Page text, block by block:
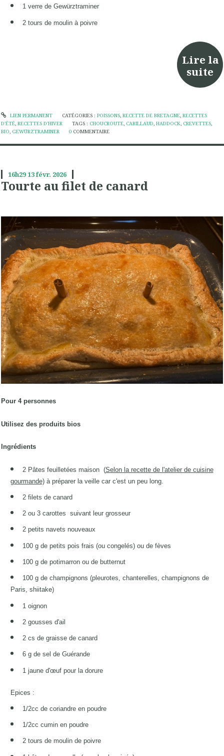
1 verre de Gewürztraminer
2 tours de moulin à poivre
Lire la
suite
LIEN PERMANENT CATÉGORIES : POISSONS, RECETTE DE BRETAGNE, RECETTES
D'ÉTÉ, RECETTES D'HIVER TAGS : CHOUCROUTE, CABILLAUD,HADDOCK, CREVETTES,
BIO, GEWÜRZTRAMINER 0 COMMENTAIRE
16h2913févr. 2026
Tourte au filet de canard
Pour 4 personnes
Utilisez des produits bios
Ingrédients
2 Pâtes feuilletées maison (Selon la recette de l'atelier de cuisine
gourmande)à préparer la veille car c'est un peu long.
2 filets de canard
2 ou 3 carottes suivant leur grosseur
2 petits navets nouveaux
100 g de petits pois frais (ou congelés) ou de fèves
100 g de potimarron ou de butternut
100 g de champignons (pleurotes, chanterelles, champignons de
Paris, shiitake)
1 oignon
2 gousses d'ail
2 cs de graisse de canard
6 g de sel de Guérande
1 jaune d'œuf pour la dorure
Epices :
1/2cc de coriandre en poudre
1/2cc cumin en poudre
2 tours de moulin de poivre